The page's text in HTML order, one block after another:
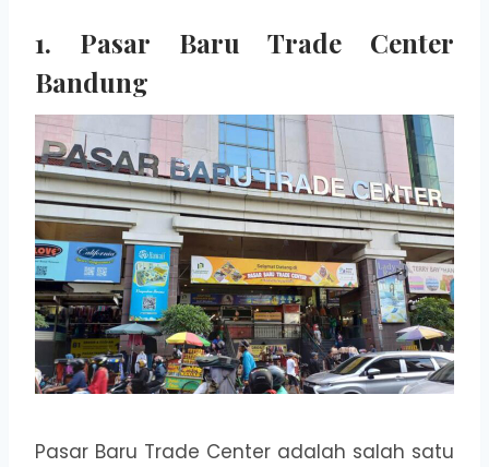
1. Pasar Baru Trade Center
Bandung
Pasar Baru Trade Center adalah salah satu